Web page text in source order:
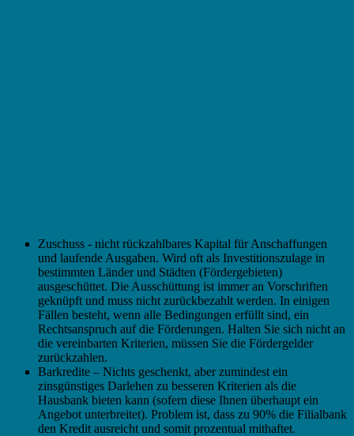
Zuschuss - nicht rückzahlbares Kapital für Anschaffungen
und laufende Ausgaben. Wird oft als Investitionszulage in
bestimmten Länder und Städten (Fördergebieten)
ausgeschüttet. Die Ausschüttung ist immer an Vorschriften
geknüpft und muss nicht zurückbezahlt werden. In einigen
Fällen besteht, wenn alle Bedingungen erfüllt sind, ein
Rechtsanspruch auf die Förderungen. Halten Sie sich nicht an
die vereinbarten Kriterien, müssen Sie die Fördergelder
zurückzahlen.
Barkredite – Nichts geschenkt, aber zumindest ein
zinsgünstiges Darlehen zu besseren Kriterien als die
Hausbank bieten kann (sofern diese Ihnen überhaupt ein
Angebot unterbreitet). Problem ist, dass zu 90% die Filialbank
den Kredit ausreicht und somit prozentual mithaftet.